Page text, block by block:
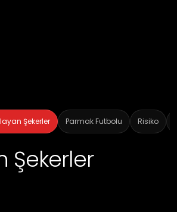
Şekerler Parmak Futbolu Risiko
Şekerler